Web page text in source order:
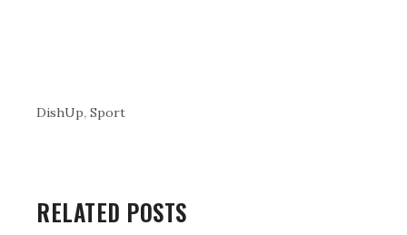
DishUp,Sport
RELATED POSTS